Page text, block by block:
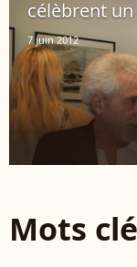
célèbrent
7 juin 2012
Mots